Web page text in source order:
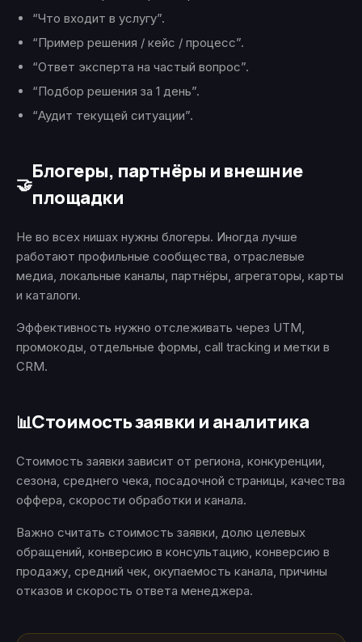
“Что входит в услугу”.
“Пример решения / кейс / процесс”.
“Ответ эксперта на частый вопрос”.
“Подбор решения за 1 день”.
“Аудит текущей ситуации”.
🤝
Блогеры, партнёры и внешние
площадки
Не во всех нишах нужны блогеры. Иногда лучше
работают профильные сообщества, отраслевые
медиа, локальные каналы, партнёры, агрегаторы, карты
и каталоги.
Эффективность нужно отслеживать через UTM,
промокоды, отдельные формы, call tracking и метки в
CRM.
📊Стоимость заявки и аналитика
Стоимость заявки зависит от региона, конкуренции,
сезона, среднего чека, посадочной страницы, качества
оффера, скорости обработки и канала.
Важно считать стоимость заявки, долю целевых
обращений, конверсию в консультацию, конверсию в
продажу, средний чек, окупаемость канала, причины
отказов и скорость ответа менеджера.